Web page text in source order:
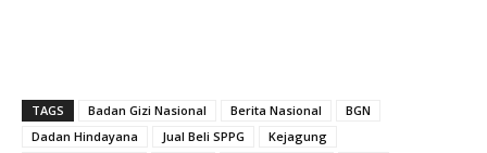
TAGS Badan Gizi Nasional Berita Nasional
BGN
Dadan Hindayana
Jual Beli SPPG
Kejagung